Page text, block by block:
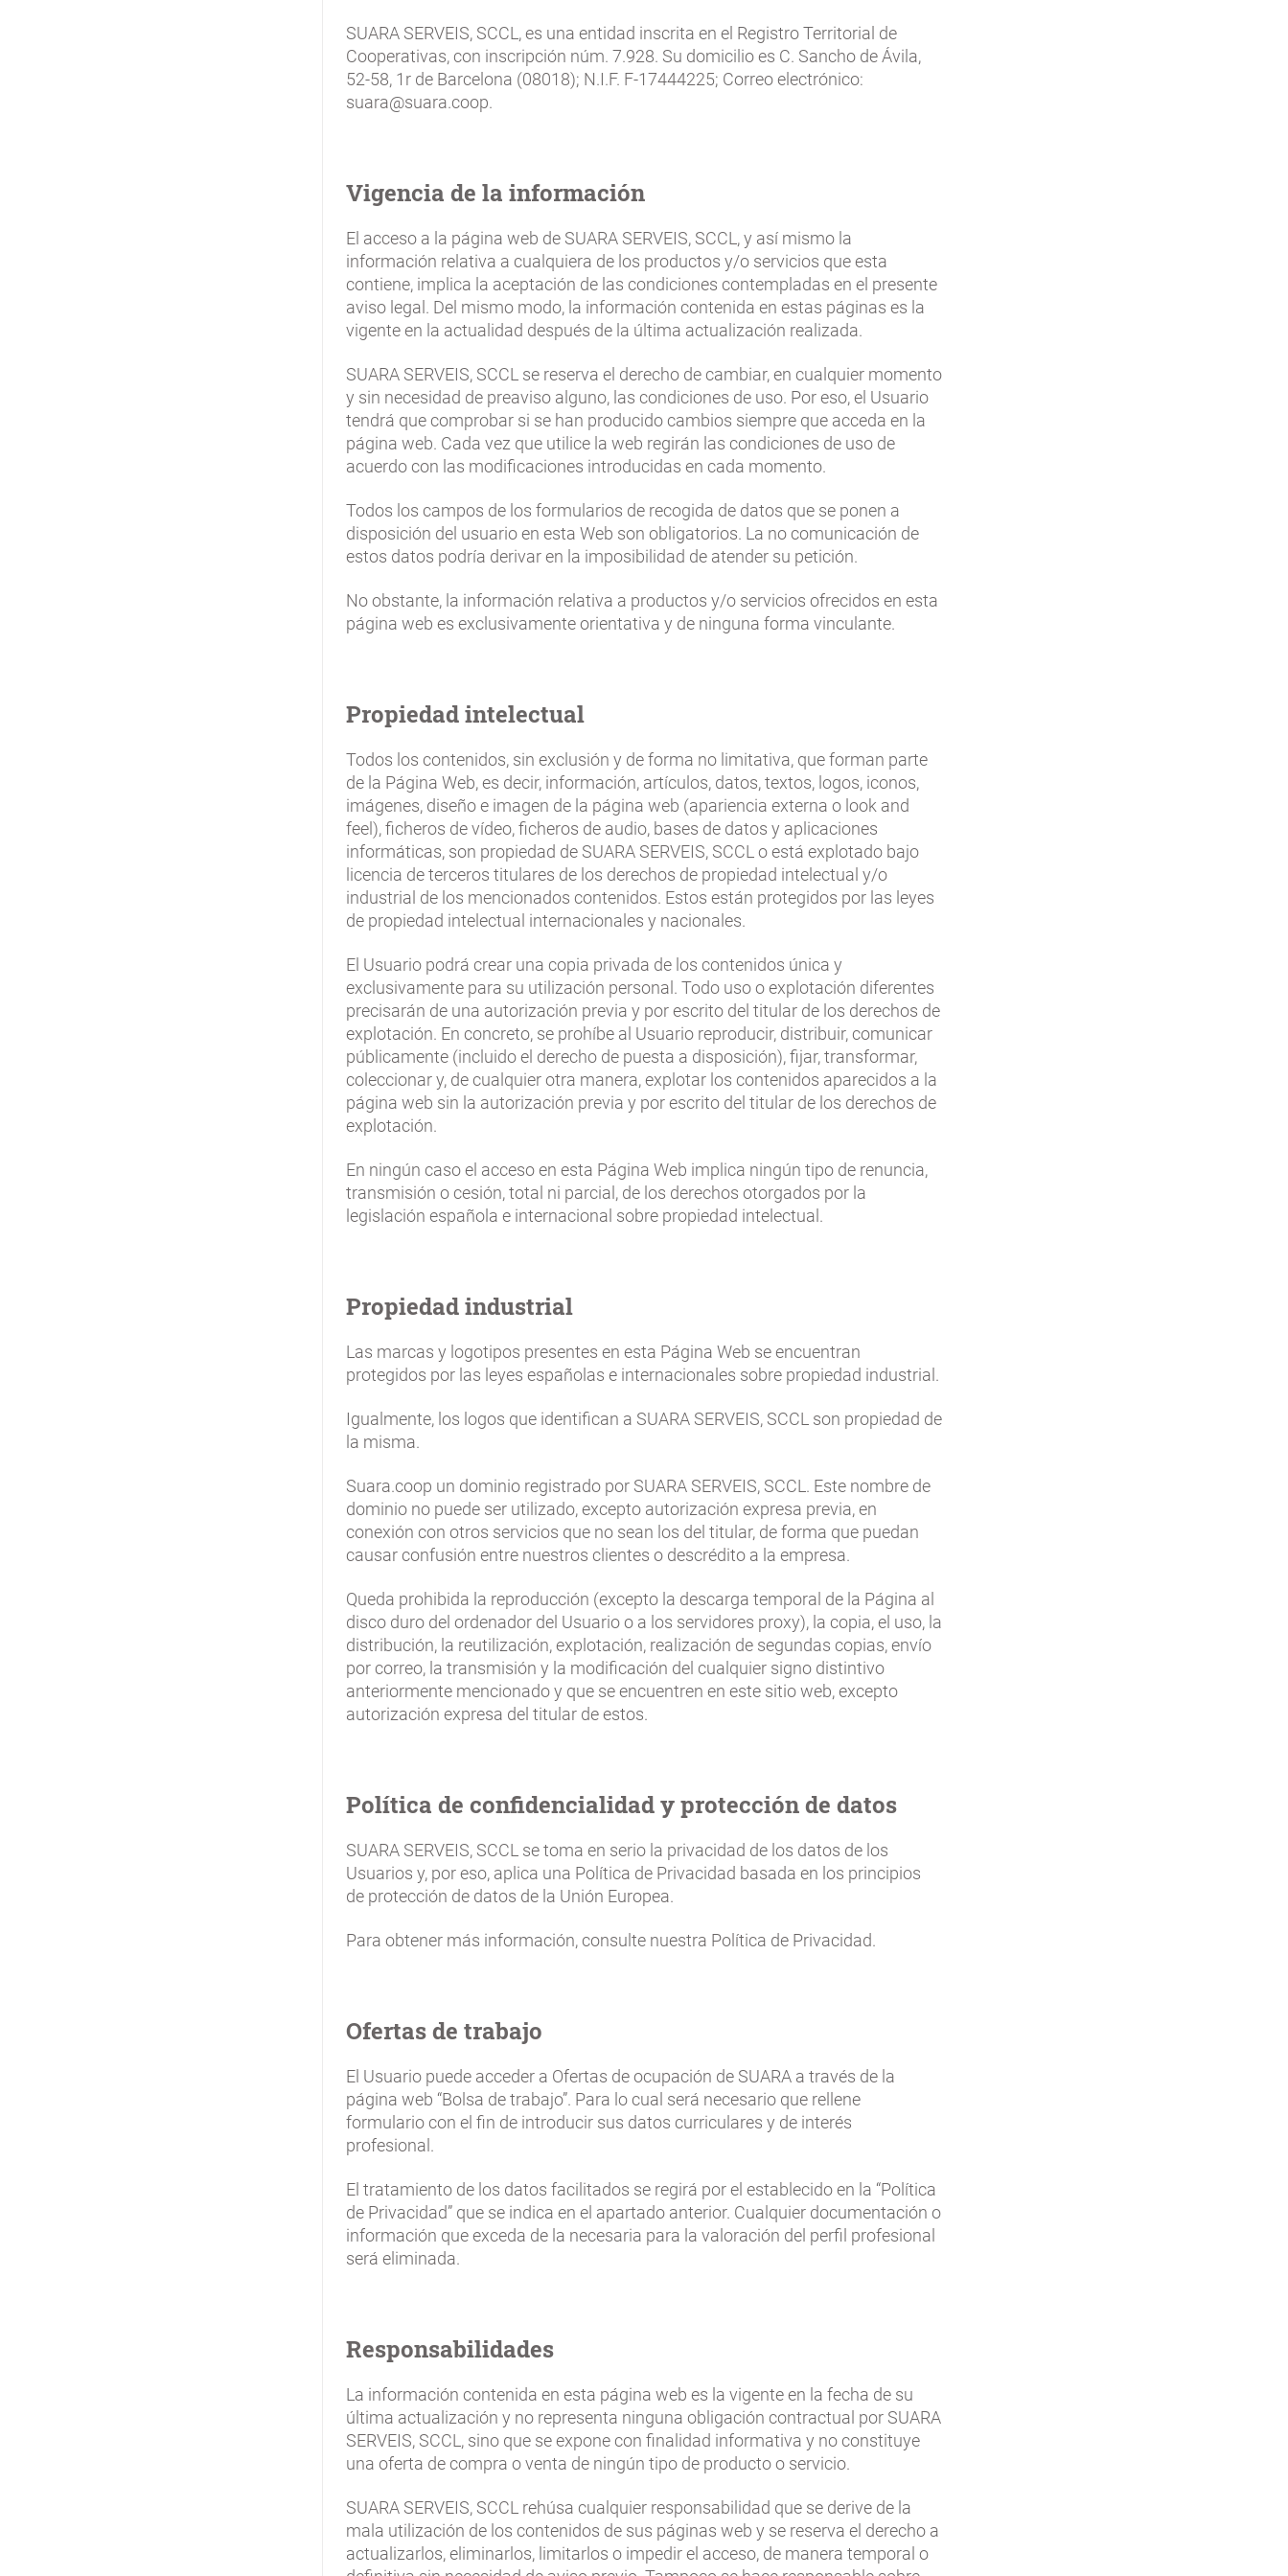
SUARA SERVEIS, SCCL, es una entidad inscrita en el Registro Territorial de
Cooperativas, con inscripción núm. 7.928. Su domicilio es C. Sancho de Ávila,
52-58, 1r de Barcelona (08018); N.I.F. F-17444225; Correo electrónico:
suara@suara.coop.
Vigencia de la información
El acceso a la página web de SUARA SERVEIS, SCCL, y así mismo la
información relativa a cualquiera de los productos y/o servicios que esta
contiene, implica la aceptación de las condiciones contempladas en el presente
aviso legal. Del mismo modo, la información contenida en estas páginas es la
vigente en la actualidad después de la última actualización realizada.
SUARA SERVEIS, SCCL se reserva el derecho de cambiar, en cualquier momento
y sin necesidad de preaviso alguno, las condiciones de uso. Por eso, el Usuario
tendrá que comprobar si se han producido cambios siempre que acceda en la
página web. Cada vez que utilice la web regirán las condiciones de uso de
acuerdo con las modificaciones introducidas en cada momento.
Todos los campos de los formularios de recogida de datos que se ponen a
disposición del usuario en esta Web son obligatorios. La no comunicación de
estos datos podría derivar en la imposibilidad de atender su petición.
No obstante, la información relativa a productos y/o servicios ofrecidos en esta
página web es exclusivamente orientativa y de ninguna forma vinculante.
Propiedad intelectual
Todos los contenidos, sin exclusión y de forma no limitativa, que forman parte
de la Página Web, es decir, información, artículos, datos, textos, logos, iconos,
imágenes, diseño e imagen de la página web (apariencia externa o look and
feel), ficheros de vídeo, ficheros de audio, bases de datos y aplicaciones
informáticas, son propiedad de SUARA SERVEIS, SCCL o está explotado bajo
licencia de terceros titulares de los derechos de propiedad intelectual y/o
industrial de los mencionados contenidos. Estos están protegidos por las leyes
de propiedad intelectual internacionales y nacionales.
El Usuario podrá crear una copia privada de los contenidos única y
exclusivamente para su utilización personal. Todo uso o explotación diferentes
precisarán de una autorización previa y por escrito del titular de los derechos de
explotación. En concreto, se prohíbe al Usuario reproducir, distribuir, comunicar
públicamente (incluido el derecho de puesta a disposición), fijar, transformar,
coleccionar y, de cualquier otra manera, explotar los contenidos aparecidos a la
página web sin la autorización previa y por escrito del titular de los derechos de
explotación.
En ningún caso el acceso en esta Página Web implica ningún tipo de renuncia,
transmisión o cesión, total ni parcial, de los derechos otorgados por la
legislación española e internacional sobre propiedad intelectual.
Propiedad industrial
Las marcas y logotipos presentes en esta Página Web se encuentran
protegidos por las leyes españolas e internacionales sobre propiedad industrial.
Igualmente, los logos que identifican a SUARA SERVEIS, SCCL son propiedad de
la misma.
Suara.coop un dominio registrado por SUARA SERVEIS, SCCL. Este nombre de
dominio no puede ser utilizado, excepto autorización expresa previa, en
conexión con otros servicios que no sean los del titular, de forma que puedan
causar confusión entre nuestros clientes o descrédito a la empresa.
Queda prohibida la reproducción (excepto la descarga temporal de la Página al
disco duro del ordenador del Usuario o a los servidores proxy), la copia, el uso, la
distribución, la reutilización, explotación, realización de segundas copias, envío
por correo, la transmisión y la modificación del cualquier signo distintivo
anteriormente mencionado y que se encuentren en este sitio web, excepto
autorización expresa del titular de estos.
Política de confidencialidad y protección de datos
SUARA SERVEIS, SCCL se toma en serio la privacidad de los datos de los
Usuarios y, por eso, aplica una Política de Privacidad basada en los principios
de protección de datos de la Unión Europea.
Para obtener más información, consulte nuestra Política de Privacidad.
Ofertas de trabajo
El Usuario puede acceder a Ofertas de ocupación de SUARA a través de la
página web “Bolsa de trabajo”. Para lo cual será necesario que rellene
formulario con el fin de introducir sus datos curriculares y de interés
profesional.
El tratamiento de los datos facilitados se regirá por el establecido en la “Política
de Privacidad” que se indica en el apartado anterior. Cualquier documentación o
información que exceda de la necesaria para la valoración del perfil profesional
será eliminada.
Responsabilidades
La información contenida en esta página web es la vigente en la fecha de su
última actualización y no representa ninguna obligación contractual por SUARA
SERVEIS, SCCL, sino que se expone con finalidad informativa y no constituye
una oferta de compra o venta de ningún tipo de producto o servicio.
SUARA SERVEIS, SCCL rehúsa cualquier responsabilidad que se derive de la
mala utilización de los contenidos de sus páginas web y se reserva el derecho a
actualizarlos, eliminarlos, limitarlos o impedir el acceso, de manera temporal o